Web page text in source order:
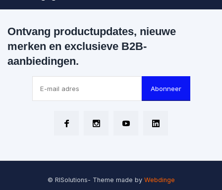
Ontvang productupdates, nieuwe
merken en exclusieve B2B-
aanbiedingen.
Abonneer
© RISolutions- Theme made by Webdinge